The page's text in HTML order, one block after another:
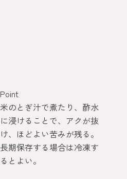
Point
米のとぎ汁で煮たり、酢水
に浸けることで、アクが抜
け、ほどよい苦みが残る。
長期保存する場合は冷凍す
るとよい。